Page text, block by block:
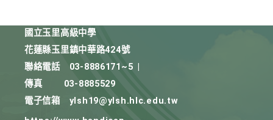
國立玉里高級中學
花蓮縣玉里鎮中華路424號
聯絡電話
03-8886171~5
傳真
03-8885529
電子信箱
ylsh19@ylsh.hlc.edu.tw